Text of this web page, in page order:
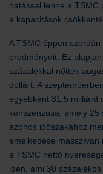
hatással lenne a TSMC
a kapacitások
A TSMC éppen
eredményeit. Ez
százalékkal nőttek
dollárt. A
egyébként 31,5 milliárd
konszenzusa, amely
azonos időszakához
emelkedése masszívan
a TSMC nettó
idén, ami 30